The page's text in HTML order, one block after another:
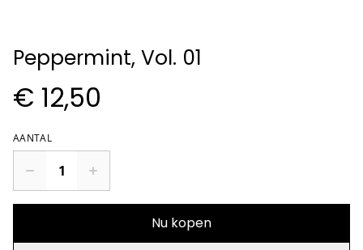
Peppermint, Vol. 01
€ 12,50
AANTAL
Nu kopen